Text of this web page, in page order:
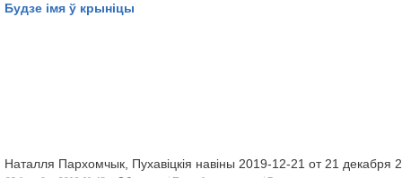
Будзе імя ў крыніцы
Наталля Пархомчык, Пухавіцкія навіны 2019-12-21 от 21 декабря